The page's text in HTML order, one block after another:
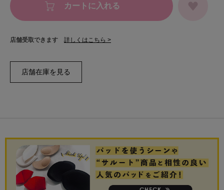
カートに入れる
店舗受取できます 詳しくはこちら >